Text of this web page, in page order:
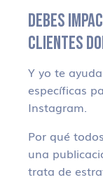
DEBES
CLIENTES
Y yo te
específicas
Instagram.
Por qué
una
trata de